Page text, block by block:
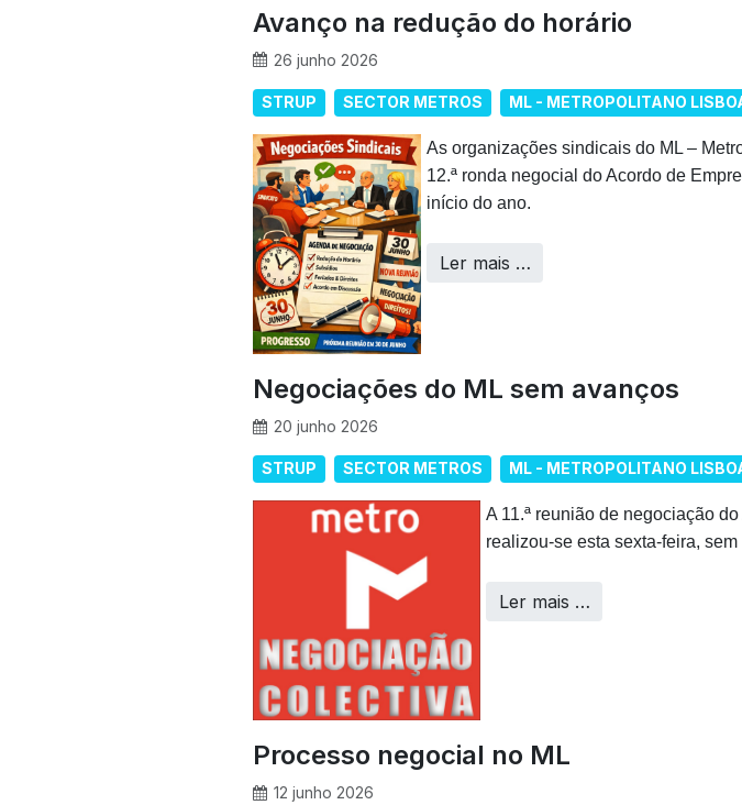
Avanço na redução do horário
26 junho 2026
STRUP SECTOR METROS ML - METROPOLITANO
As organizações sindicais do ML –
12.ª ronda negocial do Acordo de
início do ano.
Ler mais …
Negociações do ML sem avanços
20 junho 2026
STRUP SECTOR METROS ML - METROPOLITANO
A 11.ª reunião de negociação
realizou‑se esta sexta‑feira,
Ler mais …
Processo negocial no ML
12 junho 2026